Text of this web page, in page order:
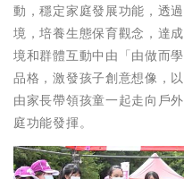
動，穩定家庭發展功能，透
境，培養生態保育觀念，達
境和群體互動中由「由做而
品格，激發孩子創意想像，
由家長帶領孩童一起走向戶
庭功能發揮。